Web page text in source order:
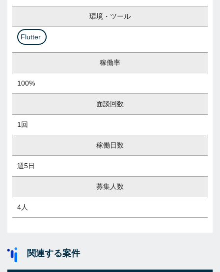
環境・ツール
Flutter
稼働率
100%
面談回数
1回
稼働日数
週5日
募集人数
4人
関連する案件